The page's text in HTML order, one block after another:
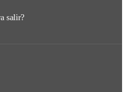
salir?